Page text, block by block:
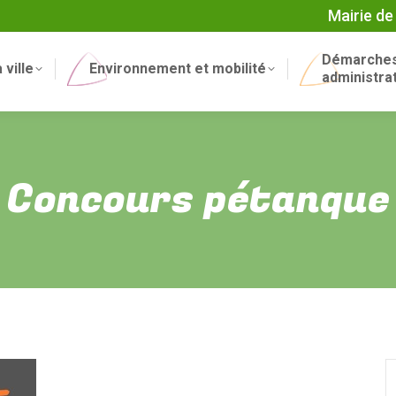
Mairie
ville Environnement et mobilité
Concours pétanque